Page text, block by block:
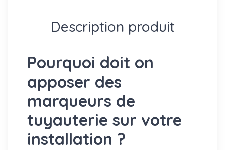
Description produit
Pourquoi doit on
apposer des
marqueurs de
tuyauterie sur votre
installation ?